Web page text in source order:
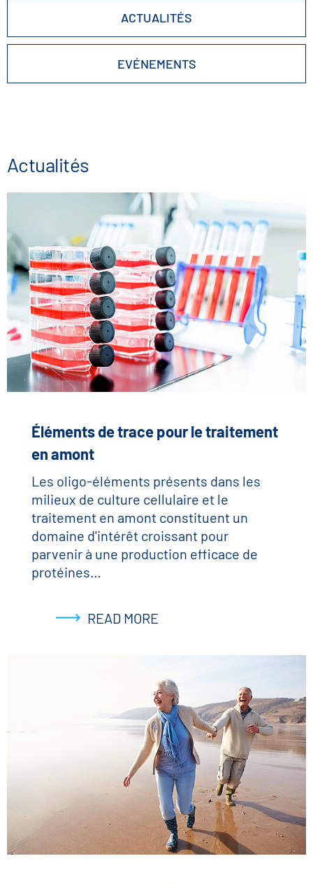
ACTUALITÉS
EVÉNEMENTS
Actualités
Éléments de trace pour le traitement
en amont
Les oligo-éléments présents dans les
milieux de culture cellulaire et le
traitement en amont constituent un
domaine d'intérêt croissant pour
parvenir à une production efficace de
protéines…
READ MORE